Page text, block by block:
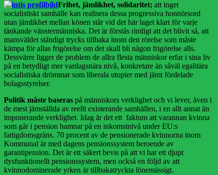
Frihet, jämlikhet, solidaritet; att inget
socialistiskt samhälle kan realisera dessa progressiva honnörsord
utan jämlikhet mellan könen står vid det här laget klart för varje
tänkande vänstermänniska. Det är förstås rimligt att det blivit så, att
mansväldet ständigt trycks tillbaka inom den rörelse som måste
kämpa för allas frigörelse om det skall bli någon frigörelse alls.
Dessvärre ligger de problem de allra flesta människor erfar i sina liv
på en betydligt mer vardagsnära nivå, konkretare än såväl egalitära
socialistiska drömmar som liberala utopier med jämt fördelade
bolagsstyrelser.
Politik måste baseras på människors verklighet och vi lever, även i
de mest jämställda av reellt existerande samhällen, i en allt annat än
imponerande verklighet. Idag är det ett faktum att varannan kvinna
som går i pension hamnar på en inkomstnivå under EU:s
fattigdomsgräns. 70 procent av de pensionerade kvinnorna inom
Kommunal är med dagens pensionssystem beroende av
garantipension. Det är ett säkert bevis på att vi har ett djupt
dysfunktionellt pensionssystem, men också en följd av att
kvinnodominerade yrken är tillbakatryckta lönemässigt.